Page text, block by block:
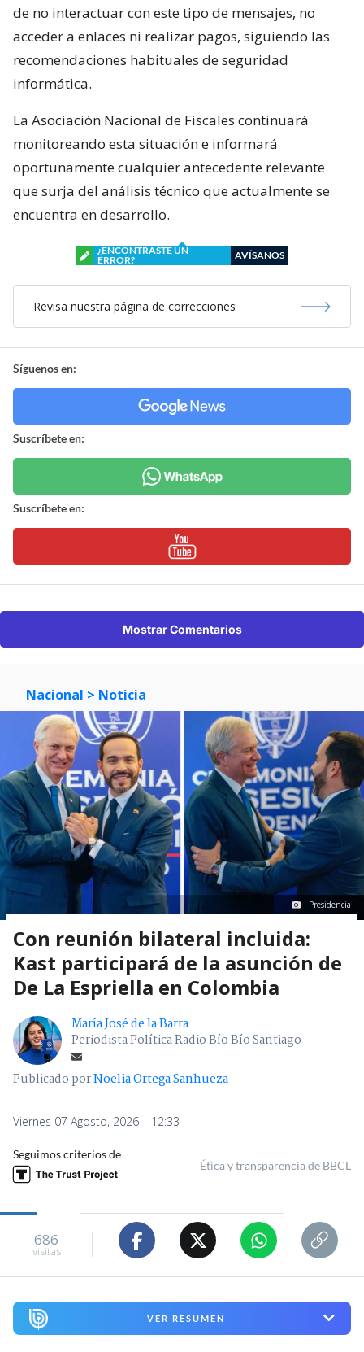
de no interactuar con este tipo de mensajes, no
acceder a enlaces ni realizar pagos, siguiendo las
recomendaciones habituales de seguridad
informática.
La Asociación Nacional de Fiscales continuará
monitoreando esta situación e informará
oportunamente cualquier antecedente relevante
que surja del análisis técnico que actualmente se
encuentra en desarrollo.
¿ENCONTRASTE UN
ERROR?
AVÍSANOS
Revisa nuestra página de correcciones
Síguenos en:
Suscríbete en:
Suscríbete en:
Mostrar Comentarios
Nacional > Noticia
Presidencia
Con reunión bilateral incluida:
Kast participará de la asunción de
De La Espriella en Colombia
María José de la Barra
Periodista Política Radio Bío Bío Santiago
Publicado porNoelia Ortega Sanhueza
Viernes 07 Agosto, 2026 | 12:33
Seguimos criterios de
Ética y transparencia de BBCL
686
visitas
VER RESUMEN